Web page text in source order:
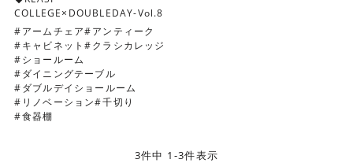
COLLEGE×DOUBLEDAY-Vol.8
アームチェア
アンティーク
キャビネット
クラシカレッジ
ショールーム
ダイニングテーブル
ダブルデイショールーム
リノベーション 千切り
食器棚
3件中 1-3件表示